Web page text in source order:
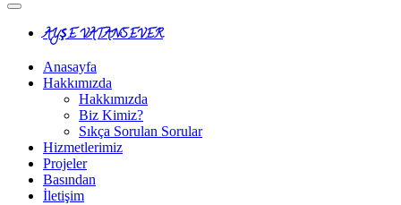
AYŞE VATANSEVER
Anasayfa
Hakkımızda
Hakkımızda
Biz Kimiz?
Sıkça Sorulan Sorular
Hizmetlerimiz
Projeler
Basından
İletişim